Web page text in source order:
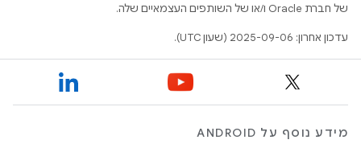
של חברת Oracle ו/או של השותפים העצמאיים שלה.
עדכון אחרון: 2025-09-06 (שעון UTC).
מידע נוסף על ANDROID